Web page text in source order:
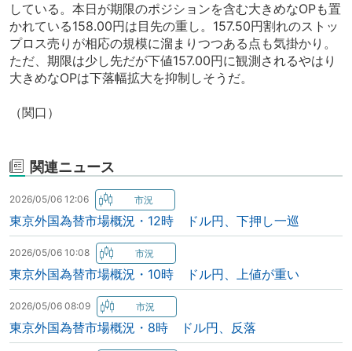
している。本日が期限のポジションを含む大きめなOPも置
かれている158.00円は目先の重し。157.50円割れのストッ
プロス売りが相応の規模に溜まりつつある点も気掛かり。
ただ、期限は少し先だが下値157.00円に観測されるやはり
大きめなOPは下落幅拡大を抑制しそうだ。
（関口）
関連ニュース
2026/05/06 12:06
東京外国為替市場概況・12時 ドル円、下押し一巡
2026/05/06 10:08
東京外国為替市場概況・10時 ドル円、上値が重い
2026/05/06 08:09
東京外国為替市場概況・8時 ドル円、反落